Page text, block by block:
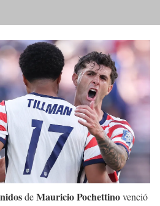
deMauricio Pochettinovenció